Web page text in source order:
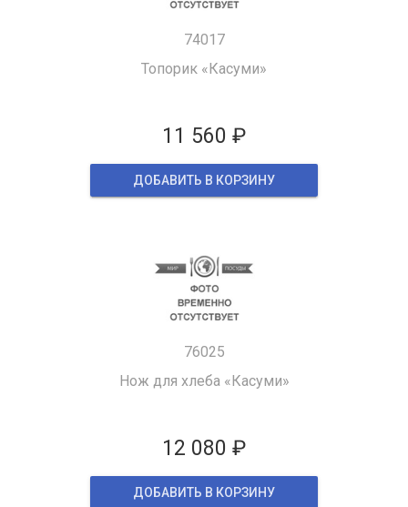
74017
Топорик «Касуми»
11 560 ₽
ДОБАВИТЬ В КОРЗИНУ
76025
Нож для хлеба «Касуми»
12 080 ₽
ДОБАВИТЬ В КОРЗИНУ